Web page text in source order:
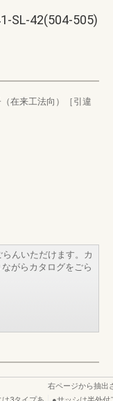
SL-42(504-505)
在来工法向）［引違
んいただけます。カ
がらカタログをごら
右ページから抽出